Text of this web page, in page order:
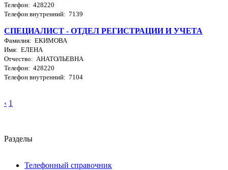
Телефон: 428220
Телефон внутренний: 7139
СПЕЦИАЛИСТ - ОТДЕЛ РЕГИСТРАЦИИ И УЧЕТА
Фамилия: ЕКИМОВА
Имя: ЕЛЕНА
Отчество: АНАТОЛЬЕВНА
Телефон: 428220
Телефон внутренний: 7104
‹ 1
Разделы
Телефонный справочник